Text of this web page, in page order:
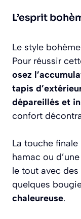
L’esprit
Le style
Pour réussir
osez
tapis
dépareillés et
confort
La touche finale
hamac ou
le tout avec
quelques
chaleureuse.